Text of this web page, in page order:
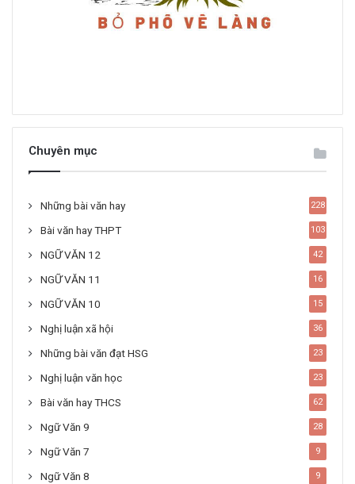
Chuyên mục
Những bài văn hay 228
Bài văn hay THPT 103
NGỮ VĂN 12 42
NGỮ VĂN 11 16
NGỮ VĂN 10 15
Nghị luận xã hội 36
Những bài văn đạt HSG 23
Nghị luận văn học 23
Bài văn hay THCS 62
Ngữ Văn 9 28
Ngữ Văn 7 9
Ngữ Văn 8 9